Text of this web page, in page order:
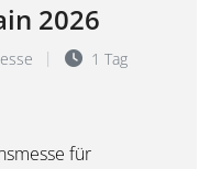
2026
1 Tag
für